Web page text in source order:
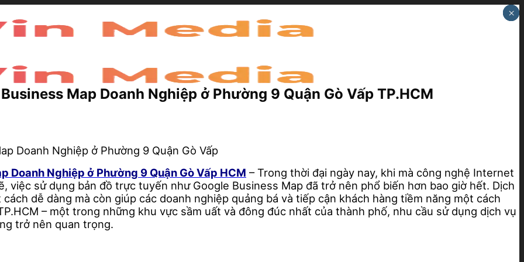
Map Doanh Nghiệp ở Phường 9 Quận Gò Vấp TP.HCM
Doanh Nghiệp ở Phường 9 Quận Gò Vấp HCM – Trong thời đại ngày nay, khi mà công nghệ Internet
việc sử dụng bản đồ trực tuyến như Google Business Map đã trở nên phổ biến hơn bao giờ hết. Dịch
dễ dàng mà còn giúp các doanh nghiệp quảng bá và tiếp cận khách hàng tiềm năng một cách
– một trong những khu vực sầm uất và đông đúc nhất của thành phố, nhu cầu sử dụng dịch vụ
trở nên quan trọng.
×
×
×